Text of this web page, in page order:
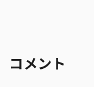
コメント